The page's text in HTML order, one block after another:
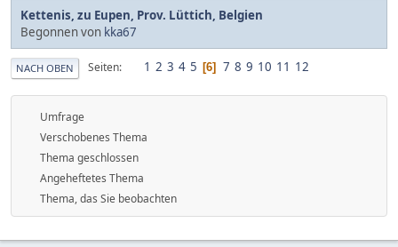
Kettenis, zu Eupen, Prov. Lüttich, Belgien
Begonnen von kka67
NACH OBEN Seiten 1 2 3 4 5 6 7 8 9 10 11 12
Umfrage
Verschobenes Thema
Thema geschlossen
Angeheftetes Thema
Thema, das Sie beobachten